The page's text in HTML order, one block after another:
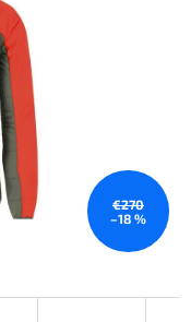
€270
–18 %